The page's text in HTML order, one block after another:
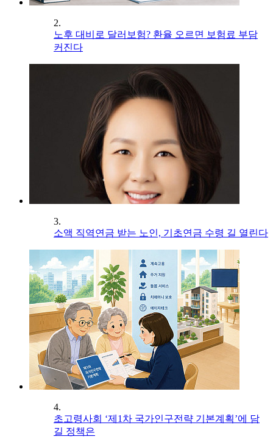
2.
노후 대비로 달러보험? 환율 오르면 보험료 부담
커진다
3.
소액 직역연금 받는 노인, 기초연금 수령 길 열린다
4.
초고령사회 ‘제1차 국가인구전략 기본계획’에 담
길 정책은